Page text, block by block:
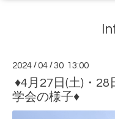
2024 /04 /30 13:00
♦4月27日(土)・28
学会の様子♦